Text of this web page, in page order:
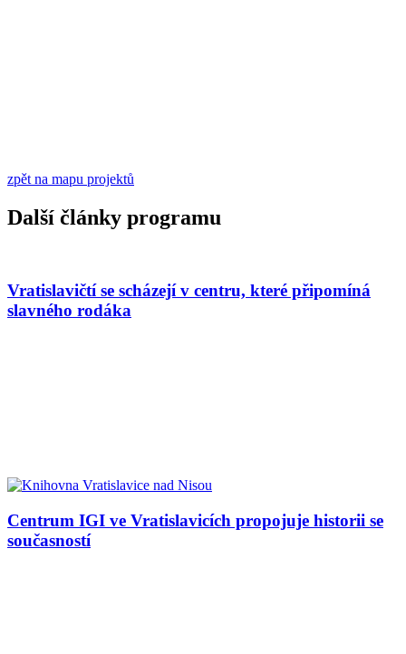
zpět na mapu projektů
Další články programu
Vratislavičtí se scházejí v centru, které připomíná
slavného rodáka
Centrum IGI ve Vratislavicích propojuje historii se
současností